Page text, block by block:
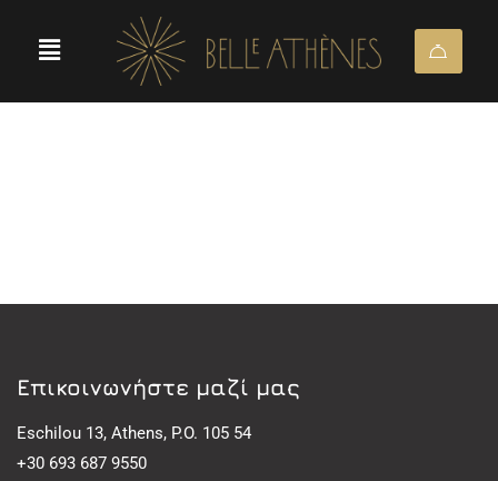
Eπικοινωνήστε μαζί μας
Eschilou 13, Athens, P.O. 105 54
+30 693 687 9550